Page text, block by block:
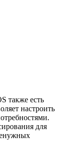
также есть
настроить
для